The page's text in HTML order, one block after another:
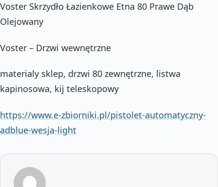
Voster Skrzydło Łazienkowe Etna 80 Prawe Dąb
Olejowany
Voster – Drzwi wewnętrzne
materialy sklep, drzwi 80 zewnętrzne, listwa
kapinosowa, kij teleskopowy
https://www.e-zbiorniki.pl/pistolet-automatyczny-
adblue-wesja-light